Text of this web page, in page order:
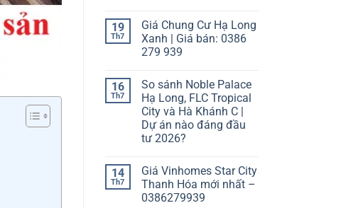
19
Th7
Giá Chung Cư Hạ Long
Xanh | Giá bán: 0386
279 939
16
Th7
So sánh Noble Palace
Hạ Long, FLC Tropical
City và Hà Khánh C |
Dự án nào đáng đầu
tư 2026?
14
Th7
Giá Vinhomes Star City
Thanh Hóa mới nhất –
0386279939